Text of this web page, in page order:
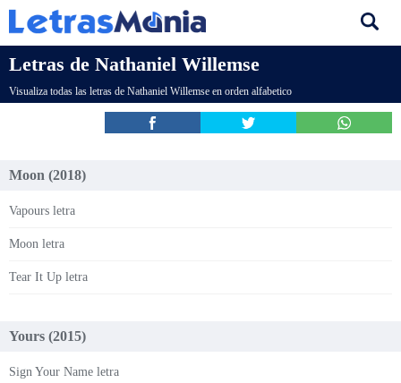
Letras de Nathaniel Willemse
Visualiza todas las letras de Nathaniel Willemse en orden alfabetico
Moon (2018)
Vapours letra
Moon letra
Tear It Up letra
Yours (2015)
Sign Your Name letra